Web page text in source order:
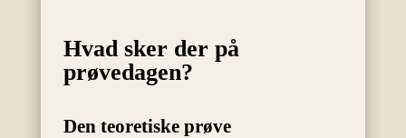
Hvad sker der på
prøvedagen?
Den teoretiske prøve